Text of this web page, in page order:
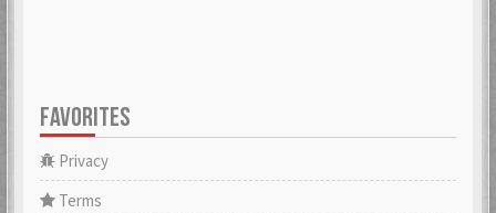
FAVORITES
Privacy
Terms